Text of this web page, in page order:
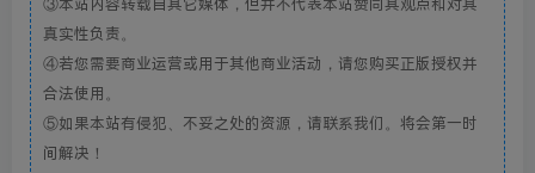
③本站内容转载自其它媒体，但并不代表本站赞同其观点和对其
真实性负责。
④若您需要商业运营或用于其他商业活动，请您购买正版授权并
合法使用。
⑤如果本站有侵犯、不妥之处的资源，请联系我们。将会第一时
间解决！